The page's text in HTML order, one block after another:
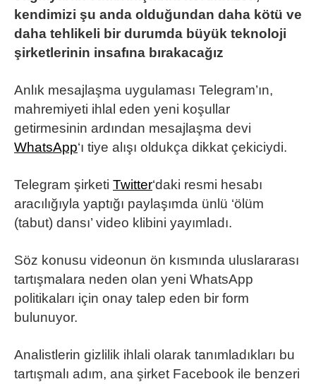
kendimizi şu anda olduğundan daha kötü ve
daha tehlikeli bir durumda büyük teknoloji
şirketlerinin insafına bırakacağız
Anlık mesajlaşma uygulaması Telegram’ın,
mahremiyeti ihlal eden yeni koşullar
getirmesinin ardından mesajlaşma devi
WhatsApp‘ı tiye alışı oldukça dikkat çekiciydi.
Telegram şirketi Twitter‘daki resmi hesabı
aracılığıyla yaptığı paylaşımda ünlü ‘ölüm
(tabut) dansı’ video klibini yayımladı.
Söz konusu videonun ön kısmında uluslararası
tartışmalara neden olan yeni WhatsApp
politikaları için onay talep eden bir form
bulunuyor.
Analistlerin gizlilik ihlali olarak tanımladıkları bu
tartışmalı adım, ana şirket Facebook ile benzeri